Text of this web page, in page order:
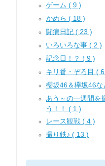
ゲーム ( 9 )
かめら ( 18 )
闘病日記 ( 23 )
いろいろな事 ( 2 )
記念日！？ ( 9 )
キリ番・ぞろ目 (
櫻坂46＆欅坂46
あう～の一週間を
う！！ ( 1 )
レース観戦 ( 4 )
撮り鉄♪ ( 13 )